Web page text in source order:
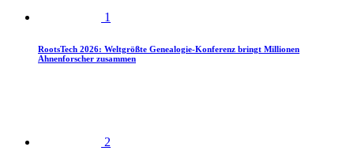
1
RootsTech 2026: Weltgrößte Genealogie-Konferenz bringt Millionen
Ahnenforscher zusammen
2